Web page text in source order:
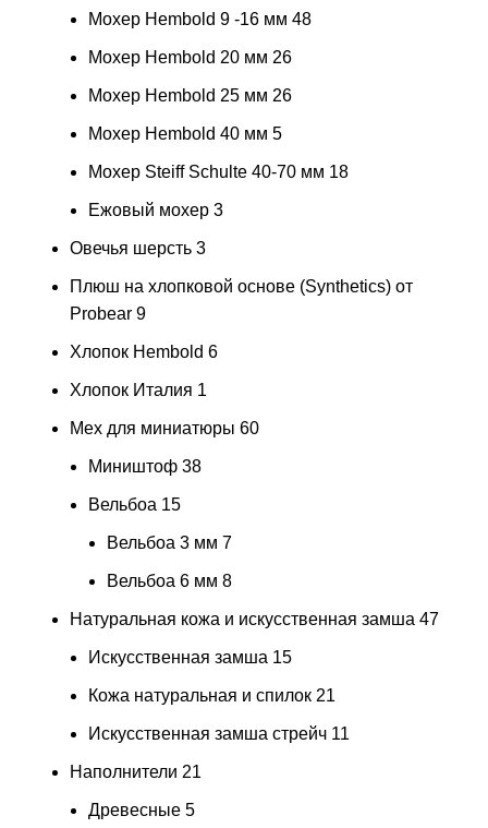
Мохер Hembold 9 -16 мм 48
Мохер Hembold 20 мм 26
Мохер Hembold 25 мм 26
Мохер Hembold 40 мм 5
Мохер Steiff Schulte 40-70 мм 18
Ежовый мохер 3
Овечья шерсть 3
Плюш на хлопковой основе (Synthetics) от
Probear 9
Хлопок Hembold 6
Хлопок Италия 1
Мех для миниатюры 60
Миништоф 38
Вельбоа 15
Вельбоа 3 мм 7
Вельбоа 6 мм 8
Натуральная кожа и искусственная замша 47
Искусственная замша 15
Кожа натуральная и спилок 21
Искусственная замша стрейч 11
Наполнители 21
Древесные 5